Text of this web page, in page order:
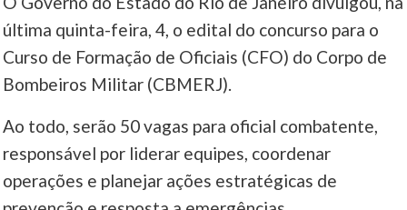
última quinta-feira, 4, o edital do concurso para o
Curso de Formação de Oficiais (CFO) do Corpo de
Bombeiros Militar (CBMERJ).
Ao todo, serão 50 vagas para oficial combatente,
responsável por liderar equipes, coordenar
operações e planejar ações estratégicas de